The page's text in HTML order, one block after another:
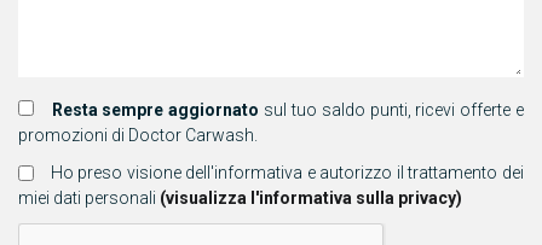
Resta sempre aggiornato sul tuo saldo punti, ricevi offerte e
promozioni di Doctor Carwash.
Ho preso visione dell'informativa e autorizzo il trattamento dei
miei dati personali (visualizza l'informativa sulla privacy)